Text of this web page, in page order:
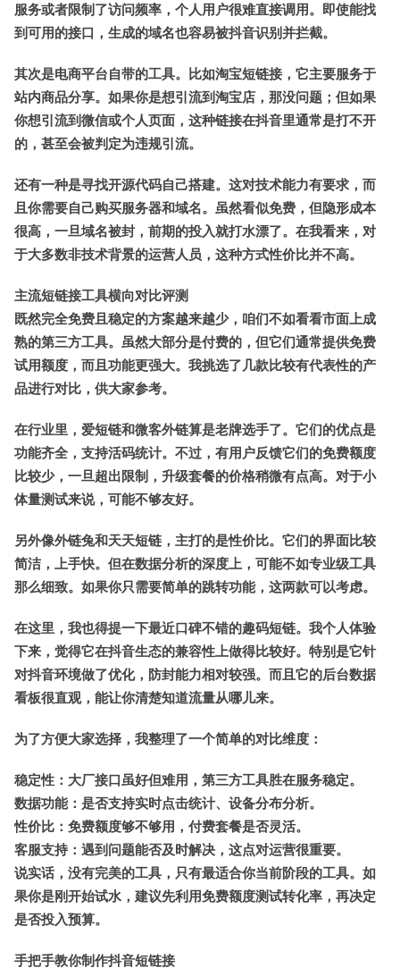
服务或者限制了访问频率，个人用户很难直接调用。即使能找
到可用的接口，生成的域名也容易被抖音识别并拦截。
其次是电商平台自带的工具。比如淘宝短链接 ，它主要服务于
站内商品分享。如果你是想引流到淘宝店，那没问题；但如果
你想引流到微信或个人页面，这种链接在抖音里通常是打不开
的，甚至会被判定为违规引流。
还有一种是寻找开源代码自己搭建。这对技术能力有要求，而
且你需要自己购买服务器和域名。虽然看似免费，但隐形成本
很高，一旦域名被封，前期的投入就打水漂了。在我看来，对
于大多数非技术背景的运营人员，这种方式性价比并不高。
主流短链接工具横向对比评测
既然完全免费且稳定的方案越来越少，咱们不如看看市面上成
熟的第三方工具。虽然大部分是付费的，但它们通常提供免费
试用额度，而且功能更强大。我挑选了几款比较有代表性的产
品进行对比，供大家参考。
在行业里， 爱短链和微客外链算是老牌选手了。它们的优点是
功能齐全，支持活码统计。不过，有用户反馈它们的免费额度
比较少，一旦超出限制，升级套餐的价格稍微有点高。对于小
体量测试来说，可能不够友好。
另外像外链兔和天天短链 ，主打的是性价比。它们的界面比较
简洁，上手快。但在数据分析的深度上，可能不如专业级工具
那么细致。如果你只需要简单的跳转功能，这两款可以考虑。
在这里，我也得提一下最近口碑不错的趣码短链。我个人体验
下来，觉得它在抖音生态的兼容性上做得比较好。特别是它针
对抖音环境做了优化，防封能力相对较强。而且它的后台数据
看板很直观，能让你清楚知道流量从哪儿来。
为了方便大家选择，我整理了一个简单的对比维度：
稳定性 ：大厂接口虽好但难用，第三方工具胜在服务稳定。
数据功能：是否支持实时点击统计、设备分布分析。
性价比 ：免费额度够不够用，付费套餐是否灵活。
客服支持：遇到问题能否及时解决，这点对运营很重要。
说实话，没有完美的工具，只有最适合你当前阶段的工具。如
果你是刚开始试水，建议先利用免费额度测试转化率，再决定
是否投入预算。
手把手教你制作抖音短链接